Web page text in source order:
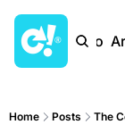
Início
Home Posts The